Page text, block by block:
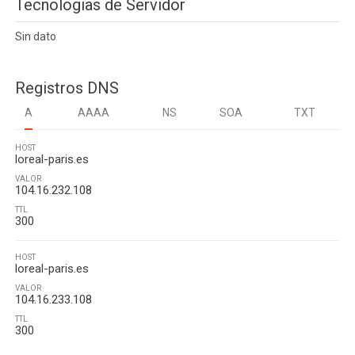
Tecnologias de Servidor
Sin dato
Registros DNS
A AAAA NS SOA TXT
HOST
loreal-paris.es
VALOR
104.16.232.108
TTL
300
HOST
loreal-paris.es
VALOR
104.16.233.108
TTL
300